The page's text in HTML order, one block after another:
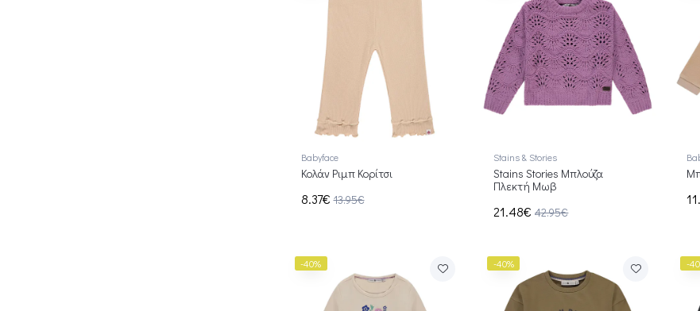
Babyface
Κολάν Ριμπ Κορίτσι
8.37€ 13.95€
Stains & Stories
Stains Stories Μπλούζα
Πλεκτή Μωβ
21.48€ 42.95€
-40% -40% -